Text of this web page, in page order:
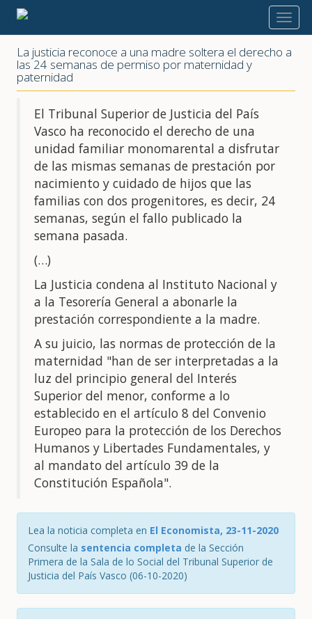
2020
La justicia reconoce a una madre soltera el derecho a
las 24 semanas de permiso por maternidad y
paternidad
El Tribunal Superior de Justicia del País
Vasco ha reconocido el derecho de una
unidad familiar monomarental a disfrutar
de las mismas semanas de prestación por
nacimiento y cuidado de hijos que las
familias con dos progenitores, es decir, 24
semanas, según el fallo publicado la
semana pasada.
(…)
La Justicia condena al Instituto Nacional y
a la Tesorería General a abonarle la
prestación correspondiente a la madre.
A su juicio, las normas de protección de la
maternidad "han de ser interpretadas a la
luz del principio general del Interés
Superior del menor, conforme a lo
establecido en el artículo 8 del Convenio
Europeo para la protección de los Derechos
Humanos y Libertades Fundamentales, y
al mandato del artículo 39 de la
Constitución Española".
Lea la noticia completa en El Economista, 23-11-2020
Consulte la sentencia completa de la Sección
Primera de la Sala de lo Social del Tribunal Superior de
Justicia del País Vasco (06-10-2020)